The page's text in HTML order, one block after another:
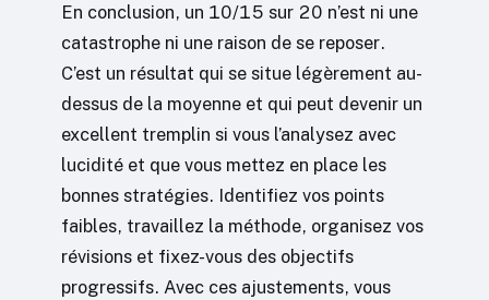
En conclusion, un 10/15 sur 20 n’est ni une
catastrophe ni une raison de se reposer.
C’est un résultat qui se situe légèrement au-
dessus de la moyenne et qui peut devenir un
excellent tremplin si vous l’analysez avec
lucidité et que vous mettez en place les
bonnes stratégies. Identifiez vos points
faibles, travaillez la méthode, organisez vos
révisions et fixez-vous des objectifs
progressifs. Avec ces ajustements, vous